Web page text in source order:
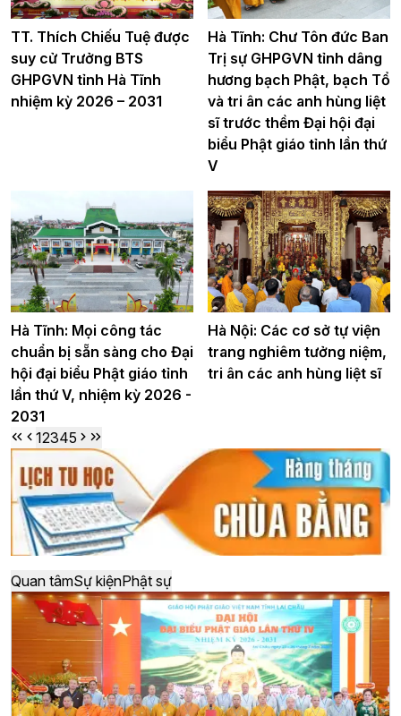
TT. Thích Chiếu Tuệ được
suy cử Trưởng BTS
GHPGVN tỉnh Hà Tĩnh
nhiệm kỳ 2026 – 2031
Hà Tĩnh: Chư Tôn đức Ban
Trị sự GHPGVN tỉnh dâng
hương bạch Phật, bạch Tổ
và tri ân các anh hùng liệt
sĩ trước thềm Đại hội đại
biểu Phật giáo tỉnh lần thứ
V
Hà Tĩnh: Mọi công tác
chuẩn bị sẵn sàng cho Đại
hội đại biểu Phật giáo tỉnh
lần thứ V, nhiệm kỳ 2026 -
2031
Hà Nội: Các cơ sở tự viện
trang nghiêm tưởng niệm,
tri ân các anh hùng liệt sĩ
12345
Quan tâmSự kiệnPhật sự